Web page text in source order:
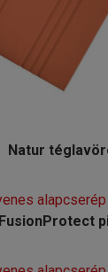
Natur
FusionProtect